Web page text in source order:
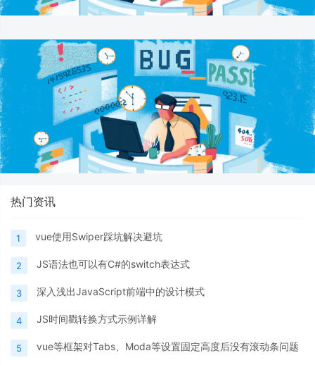
热门资讯
1 vue使用Swiper踩坑解决避坑
2 JS语法也可以有C#的switch表达式
3 深入浅出JavaScript前端中的设计模式
4 JS时间戳转换方式示例详解
5 vue等框架对Tabs、Moda等设置固定高度后没有滚动条问题